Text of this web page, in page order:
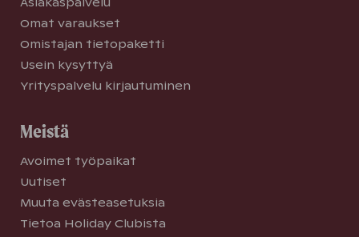
Omat varaukset
Omistajan tietopaketti
Usein kysyttyä
Yrityspalvelu kirjautuminen
Meistä
Avoimet työpaikat
Uutiset
Muuta evästeasetuksia
Tietoa Holiday Clubista